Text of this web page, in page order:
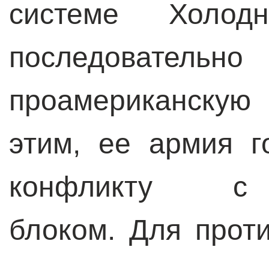
системе
этим, ее армия
конфликту с
блоком. Для